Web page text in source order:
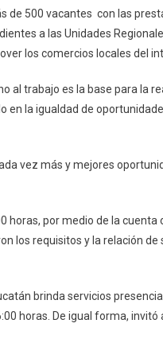
Empleo
2021
“Hacia
Igualdad
De
de 500 vacantes con las
a las Unidades
los comercios locales del
al trabajo es la base para la
en la igualdad de
vez más y mejores
horas, por medio de la cuenta
los requisitos y la relación de
brinda servicios
horas. De igual forma,